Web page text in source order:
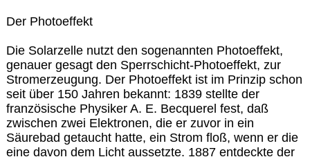
Der Photoeffekt
Die Solarzelle nutzt den sogenannten Photoeffekt,
genauer gesagt den Sperrschicht-Photoeffekt, zur
Stromerzeugung. Der Photoeffekt ist im Prinzip schon
seit über 150 Jahren bekannt: 1839 stellte der
französische Physiker A. E. Becquerel fest, daß
zwischen zwei Elektronen, die er zuvor in ein
Säurebad getaucht hatte, ein Strom floß, wenn er die
eine davon dem Licht aussetzte. 1887 entdeckte der